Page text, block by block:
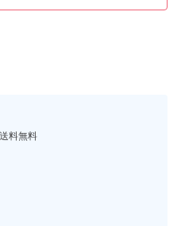
送料無料